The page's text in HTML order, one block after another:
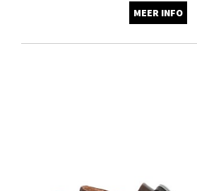
MEER INFO